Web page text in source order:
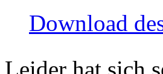
Download
Leider hat sich